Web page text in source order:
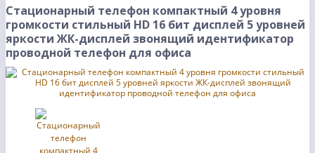
Стационарный телефон компактный 4 уровня
громкости стильный HD 16 бит дисплей 5 уровней
яркости ЖК-дисплей звонящий идентификатор
проводной телефон для офиса